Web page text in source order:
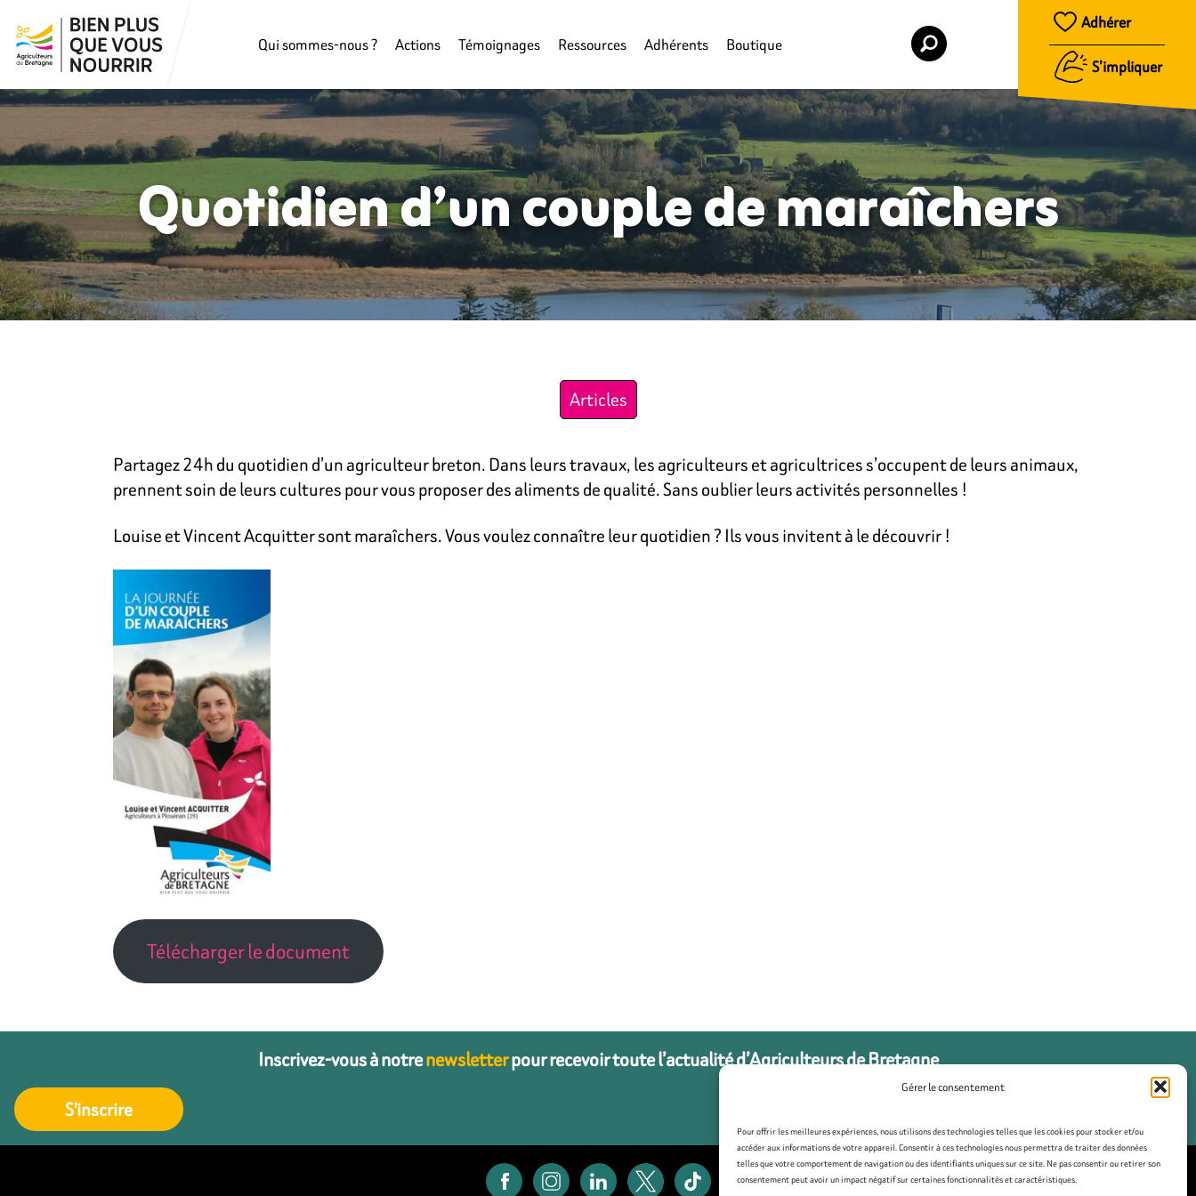
Gérer le consentement
Pour offrir les meilleures expériences, nous utilisons des technologies telles que les cookies pour stocker et/ou
accéder aux informations de votre appareil. Consentir à ces technologies nous permettra de traiter des données
telles que votre comportement de navigation ou des identifiants uniques sur ce site. Ne pas consentir ou retirer son
consentement peut avoir un impact négatif sur certaines fonctionnalités et caractéristiques.
Qui sommes-nous ? Actions Témoignages Ressources Adhérents Boutique
Adhérer
S’impliquer
Quotidien d’un couple de maraîchers
Articles
Partagez 24h du quotidien d’un agriculteur breton. Dans leurs travaux, les agriculteurs et agricultrices s’occupent de leurs animaux,
prennent soin de leurs cultures pour vous proposer des aliments de qualité. Sans oublier leurs activités personnelles !
Louise et Vincent Acquitter sont maraîchers. Vous voulez connaître leur quotidien ? Ils vous invitent à le découvrir !
Télécharger le document
Inscrivez-vous à notrenewsletterpour recevoir toute l’actualité d’Agriculteurs de Bretagne
S'inscrire